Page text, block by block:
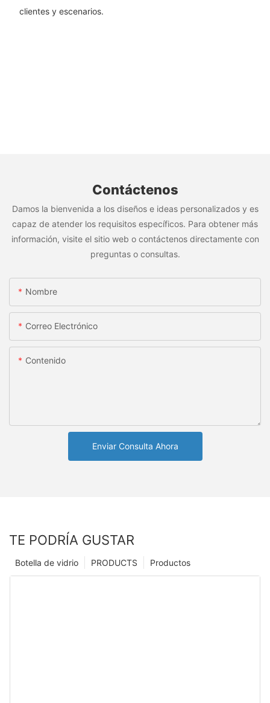
clientes y escenarios.
Contáctenos
Damos la bienvenida a los diseños e ideas personalizados y es
capaz de atender los requisitos específicos. Para obtener más
información, visite el sitio web o contáctenos directamente con
preguntas o consultas.
Nombre
Correo Electrónico
Contenido
Enviar Consulta Ahora
TE PODRÍA GUSTAR
Productos
PRODUCTS
Botella de vidrio